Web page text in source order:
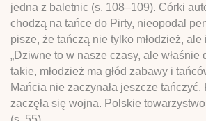
jedna z baletnic (s. 108–109). Córki
chodzą na tańce do Pirty, nieopodal
pisze, że tańczą nie tylko młodzież, ale
„Dziwne to w nasze czasy, ale właśnie
takie, młodzież ma głód zabawy i
Mańcia nie zaczynała jeszcze tańczyć.
zaczęła się wojna. Polskie towarzystwo